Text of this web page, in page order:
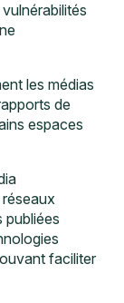
les médias
de
espaces
publiées
faciliter